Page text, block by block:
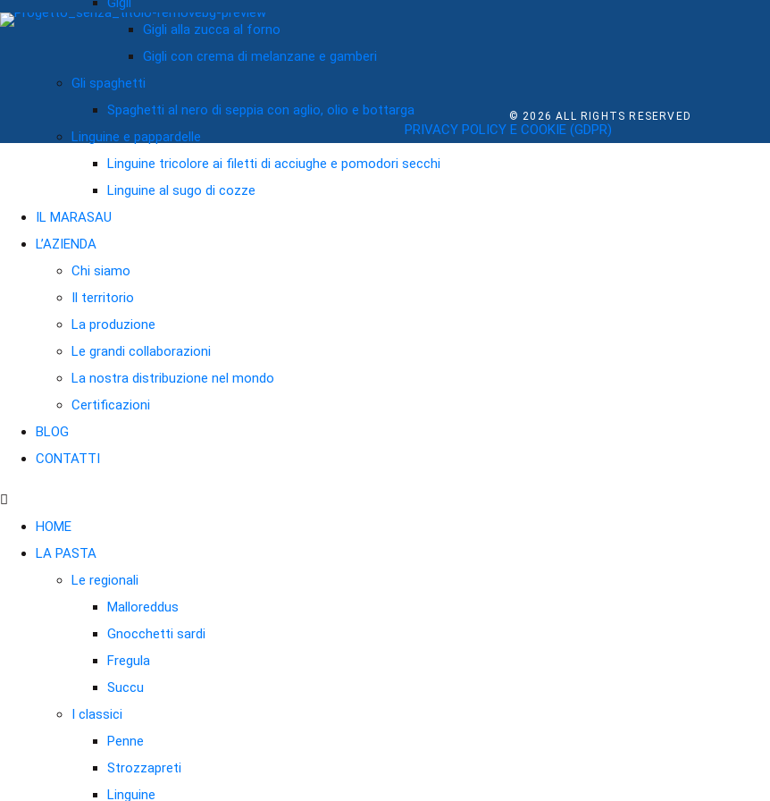
Gigli alla zucca al forno
Gigli con crema di melanzane e gamberi
Gli spaghetti
Spaghetti al nero di seppia con aglio, olio e bottarga
Linguine e pappardelle
Linguine tricolore ai filetti di acciughe e pomodori secchi
Linguine al sugo di cozze
IL MARASAU
L’AZIENDA
Chi siamo
Il territorio
La produzione
Le grandi collaborazioni
La nostra distribuzione nel mondo
Certificazioni
BLOG
CONTATTI
HOME
LA PASTA
Le regionali
Malloreddus
Gnocchetti sardi
Fregula
Succu
I classici
Penne
Strozzapreti
Linguine
© 2026ALL RIGHTS RESERVED
PRIVACY POLICY E COOKIE (GDPR)